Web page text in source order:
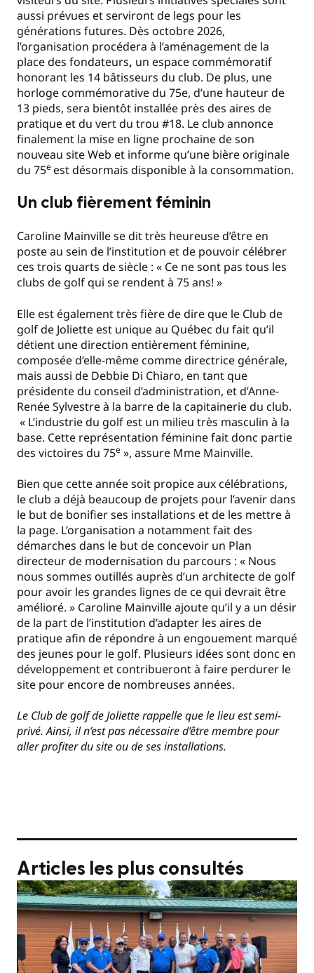
aussi prévues et serviront de legs pour les
générations futures. Dès octobre 2026,
l’organisation procédera à l’aménagement de la
place des fondateurs, un espace commémoratif
honorant les 14 bâtisseurs du club. De plus, une
horloge commémorative du 75e, d’une hauteur de
13 pieds, sera bientôt installée près des aires de
pratique et du vert du trou #18. Le club annonce
finalement la mise en ligne prochaine de son
nouveau site Web et informe qu’une bière originale
du 75e est désormais disponible à la consommation.
Un club fièrement féminin
Caroline Mainville se dit très heureuse d’être en
poste au sein de l’institution et de pouvoir célébrer
ces trois quarts de siècle : « Ce ne sont pas tous les
clubs de golf qui se rendent à 75 ans! »
Elle est également très fière de dire que le Club de
golf de Joliette est unique au Québec du fait qu’il
détient une direction entièrement féminine,
composée d’elle-même comme directrice générale,
mais aussi de Debbie Di Chiaro, en tant que
présidente du conseil d’administration, et d’Anne-
Renée Sylvestre à la barre de la capitainerie du club.
« L’industrie du golf est un milieu très masculin à la
base. Cette représentation féminine fait donc partie
des victoires du 75e », assure Mme Mainville.
Bien que cette année soit propice aux célébrations,
le club a déjà beaucoup de projets pour l’avenir dans
le but de bonifier ses installations et de les mettre à
la page. L’organisation a notamment fait des
démarches dans le but de concevoir un Plan
directeur de modernisation du parcours : « Nous
nous sommes outillés auprès d’un architecte de golf
pour avoir les grandes lignes de ce qui devrait être
amélioré. » Caroline Mainville ajoute qu’il y a un désir
de la part de l’institution d’adapter les aires de
pratique afin de répondre à un engouement marqué
des jeunes pour le golf. Plusieurs idées sont donc en
développement et contribueront à faire perdurer le
site pour encore de nombreuses années.
Le Club de golf de Joliette rappelle que le lieu est semi-
privé. Ainsi, il n’est pas nécessaire d’être membre pour
aller profiter du site ou de ses installations.
Articles les plus consultés